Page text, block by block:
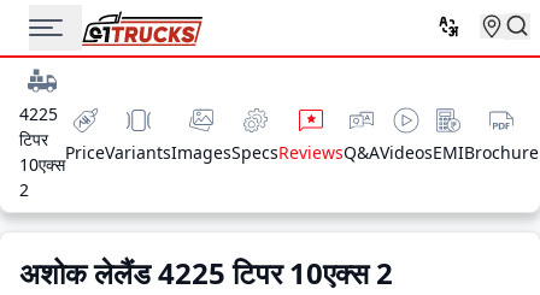
4225
टिपर
10एक्स
2
PriceVariantsImagesSpecsReviewsQ&AVideosEMIBrochure
अशोक लेलैंड 4225 टिपर 10एक्स 2